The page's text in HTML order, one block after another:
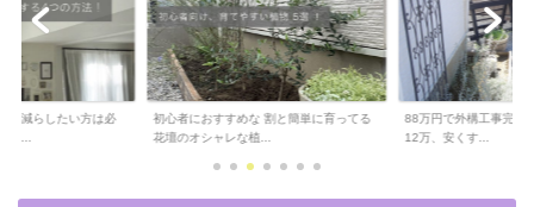
も減らしたい方は必
ら...
初心者におすすめな 割と簡単に育ってる
花壇のオシャレな植...
88万円で外構工事完了
12万、安くす...